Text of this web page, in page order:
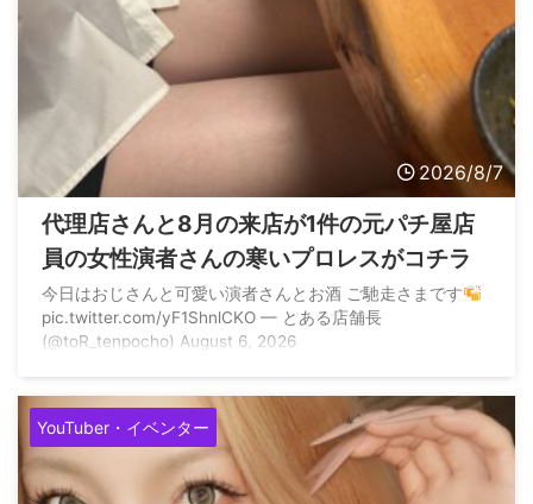
2026/8/7
代理店さんと8月の来店が1件の元パチ屋店
員の女性演者さんの寒いプロレスがコチラ
今日はおじさんと可愛い演者さんとお酒 ご馳走さまです
pic.twitter.com/yF1ShnlCKO — とある店舗長
(@toR_tenpocho) August 6, 2026
YouTuber・イベンター